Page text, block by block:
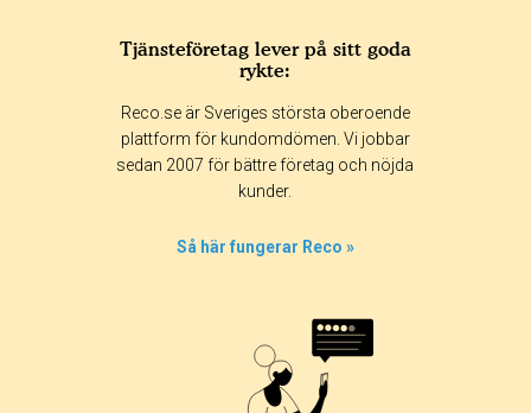
Tjänsteföretag lever på sitt goda
rykte:
Reco.se är Sveriges största oberoende
plattform för kundomdömen. Vi jobbar
sedan 2007 för bättre företag och nöjda
kunder.
Så här fungerar Reco »